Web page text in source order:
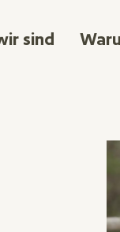
sind